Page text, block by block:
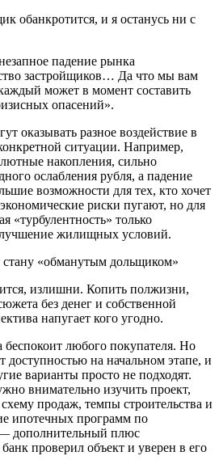
обанкротится, и я останусь ни с
падение рынка
застройщиков… Да что мы вам
может в момент составить
опасений».
оказывать разное воздействие в
ситуации. Например,
накопления, сильно
ослабления рубля, а падение
возможности для тех, кто хочет
риски пугают, но для
«турбулентность» только
жилищных условий.
«обманутым дольщиком»
излишни. Копить полжизни,
без денег и собственной
напугает кого угодно.
беспокоит любого покупателя. Но
доступностью на начальном этапе, и
варианты просто не подходят.
внимательно изучить проект,
продаж, темпы строительства и
ипотечных программ по
дополнительный плюс
банк проверил объект и уверен в его